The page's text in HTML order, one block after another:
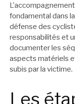
fondamental dans
défense des
responsabilités et
documenter les
aspects matériels
subis par la victime.
Les